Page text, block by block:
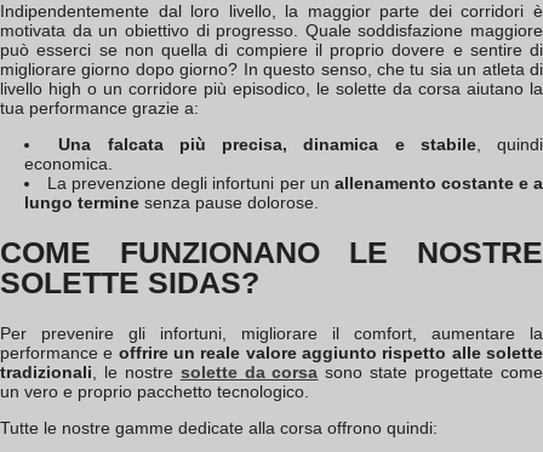
Indipendentemente dal loro livello, la maggior parte dei corridori è
motivata da un obiettivo di progresso. Quale soddisfazione maggiore
può esserci se non quella di compiere il proprio dovere e sentire di
migliorare giorno dopo giorno? In questo senso, che tu sia un atleta di
livello high o un corridore più episodico, le solette da corsa aiutano la
tua performance grazie a:
Una falcata più precisa, dinamica e stabile, quindi
economica.
La prevenzione degli infortuni per un allenamento costante e a
lungo termine senza pause dolorose.
COME FUNZIONANO LE NOSTRE
SOLETTE SIDAS?
Per prevenire gli infortuni, migliorare il comfort, aumentare la
performance e offrire un reale valore aggiunto rispetto alle solette
tradizionali , le nostre solette da corsa sono state progettate come
un vero e proprio pacchetto tecnologico.
Tutte le nostre gamme dedicate alla corsa offrono quindi: